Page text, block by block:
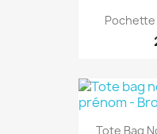
Pochette
Tote Bag